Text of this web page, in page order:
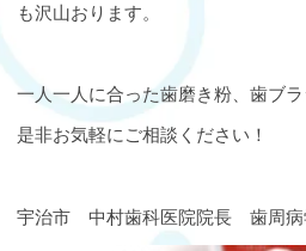
も沢山おります。
一人一人に合った歯磨き粉、歯ブラ
是非お気軽にご相談ください！
宇治市 中村歯科医院院長 歯周